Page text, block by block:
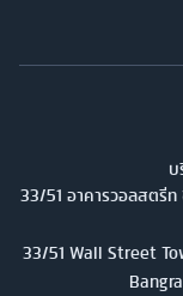
33/51 อาคารวอลสตรี
33/51 Wall Street